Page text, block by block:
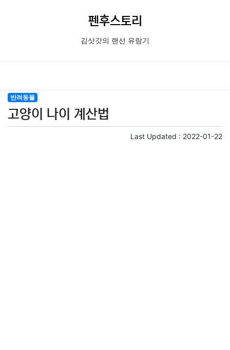
펜후스토리
김삿갓의 랜선 유랑기
반려동물
고양이 나이 계산법
Last Updated : 2022-01-22